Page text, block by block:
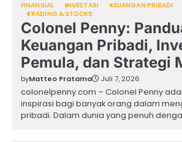
FINANSIAL INVESTASI
KEUANGAN PRIBADI
TRADING & STOCKS
Colonel Penny:
Keuangan Pribadi,
Pemula, dan Strategi
byMatteo Pratama Juli 7, 2026
colonelpenny.com – Colonel Penny
inspirasi bagi banyak orang dalam
pribadi. Dalam dunia yang penuh